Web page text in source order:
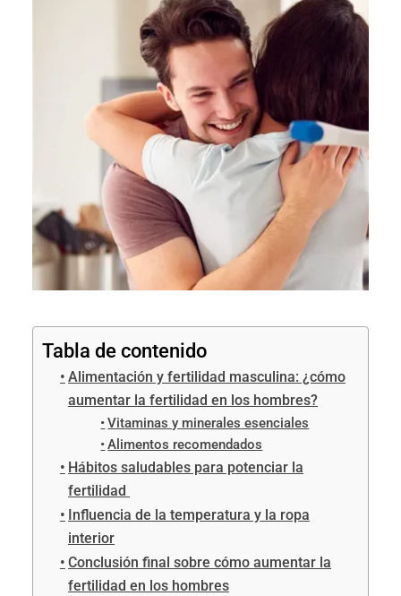
Tabla de contenido
Alimentación y fertilidad masculina: ¿cómo
aumentar la fertilidad en los hombres?
Vitaminas y minerales esenciales
Alimentos recomendados
Hábitos saludables para potenciar la
fertilidad
Influencia de la temperatura y la ropa
interior
Conclusión final sobre cómo aumentar la
fertilidad en los hombres